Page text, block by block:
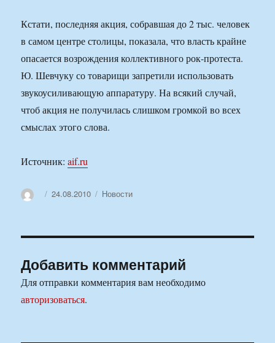
Кстати, последняя акция, собравшая до 2 тыс. человек
в самом центре столицы, показала, что власть крайне
опасается возрождения коллективного рок-протеста.
Ю. Шевчуку со товарищи запретили использовать
звукоусиливающую аппаратуру. На всякий случай,
чтоб акция не получилась слишком громкой во всех
смыслах этого слова.
Источник:aif.ru
АвторОпубликовано
24.08.2010 Рубрики
Новости
Добавить комментарий
Для отправки комментария вам необходимо
авторизоваться.